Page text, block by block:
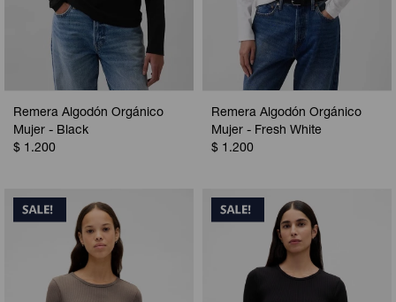
Remera Algodón Orgánico
Mujer - Black
$ 1.200
Remera Algodón Orgánico
Mujer - Fresh White
$ 1.200